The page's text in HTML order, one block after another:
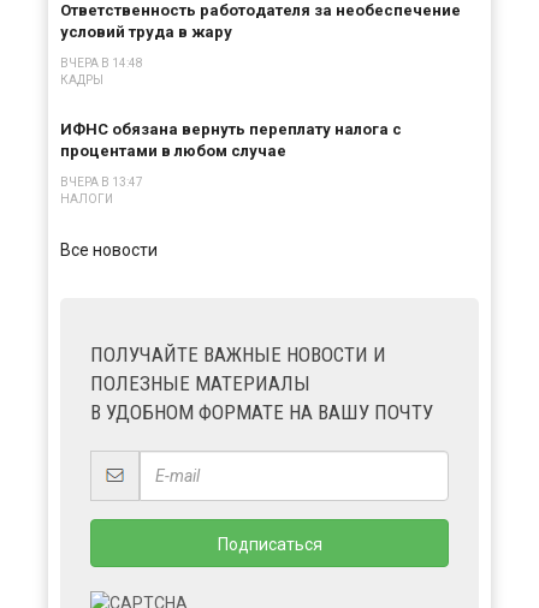
Ответственность работодателя за необеспечение
условий труда в жару
ВЧЕРА В 14:48
КАДРЫ
ИФНС обязана вернуть переплату налога с
процентами в любом случае
ВЧЕРА В 13:47
НАЛОГИ
Все новости
ПОЛУЧАЙТЕ ВАЖНЫЕ НОВОСТИ И
ПОЛЕЗНЫЕ МАТЕРИАЛЫ
В УДОБНОМ ФОРМАТЕ НА ВАШУ ПОЧТУ